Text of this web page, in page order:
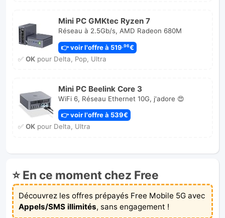
Mini PC GMKtec Ryzen 7
Réseau à 2.5Gb/s, AMD Radeon 680M
👉 voir l'offre à 519,96€
✅ OKpour Delta, Pop, Ultra
Mini PC Beelink Core 3
WiFi 6, Réseau Ethernet 10G, j'adore 😍
👉 voir l'offre à 539€
✅ OKpour Delta, Ultra
⭐ En ce moment chez Free
Découvrez les offres prépayés Free Mobile 5G avec
Appels/SMS illimités, sans engagement !